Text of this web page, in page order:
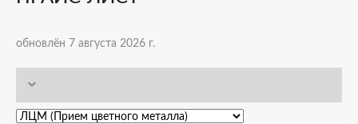
обновлён 7 августа 2026 г.